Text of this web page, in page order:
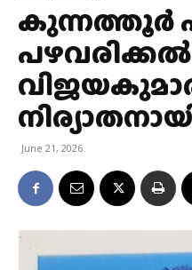
കുന്നത്തൂർ
പഴവരിക്കൽ
June 21, 2026